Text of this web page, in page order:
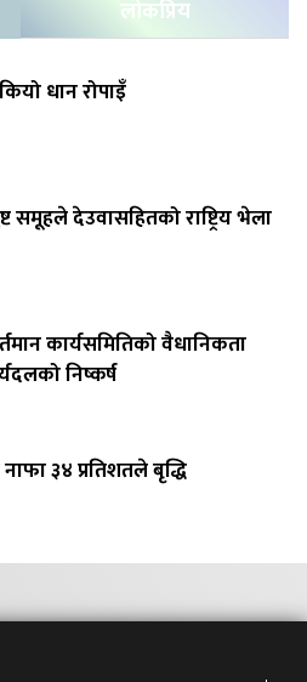
लोकप्रिय
धान रोपाइँ
समूहले देउवासहितको राष्ट्रिय भेला
कार्यसमितिको वैधानिकता
निष्कर्ष
३४ प्रतिशतले बृद्धि